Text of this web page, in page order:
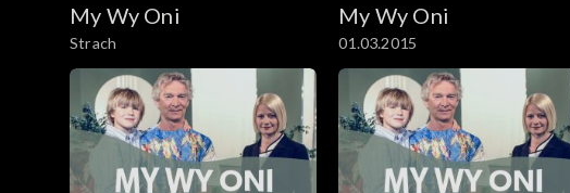
My Wy Oni
Strach
My Wy Oni
01.03.2015